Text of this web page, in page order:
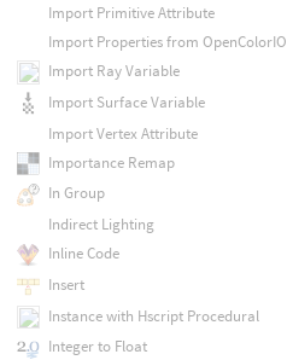
Import Primitive Attribute
Import Properties from OpenColorIO
Import Ray Variable
Import Surface Variable
Import Vertex Attribute
Importance Remap
In Group
Indirect Lighting
Inline Code
Insert
Instance with Hscript Procedural
Integer to Float